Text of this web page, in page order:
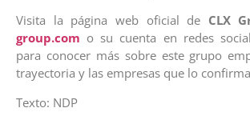
Visita la página web oficial de CLX
group.com o su cuenta en redes
para conocer más sobre este grupo
trayectoria y las empresas que lo
Texto: NDP